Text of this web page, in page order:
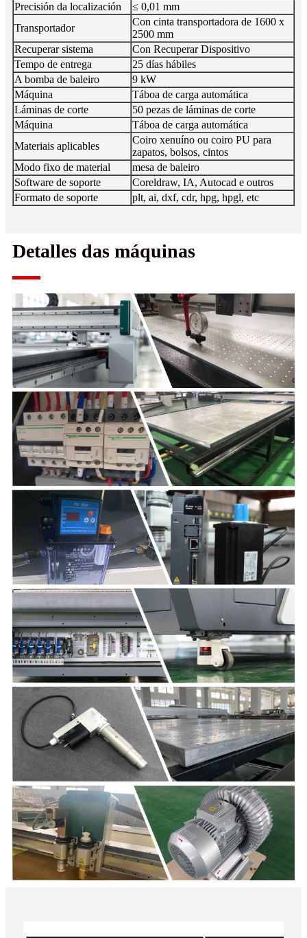
Precisión da localización
≤ 0,01 mm
Transportador
Con cinta transportadora de 1600 x
2500 mm
Recuperar sistema
Con Recuperar Dispositivo
Tempo de entrega
25 días hábiles
A bomba de baleiro
9 kW
Máquina
Táboa de carga automática
Láminas de corte
50 pezas de láminas de corte
Máquina
Táboa de carga automática
Materiais aplicables
Coiro xenuíno ou coiro PU para
zapatos, bolsos, cintos
Modo fixo de material
mesa de baleiro
Software de soporte
Coreldraw, IA, Autocad e outros
Formato de soporte
plt, ai, dxf, cdr, hpg, hpgl, etc
Detalles das máquinas